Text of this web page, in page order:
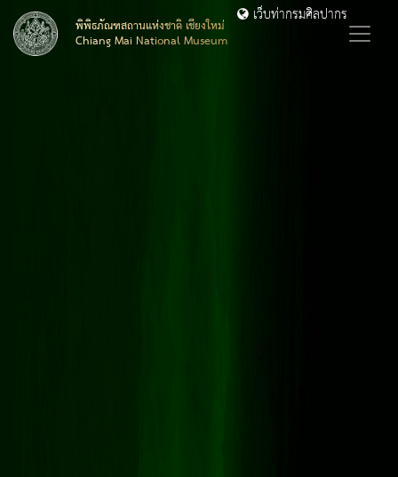
พิพิธภัณฑสถานแห่งชาติ เชียงใหม่
Chiang Mai National Museum
เว็บท่ากรมศิลปากร